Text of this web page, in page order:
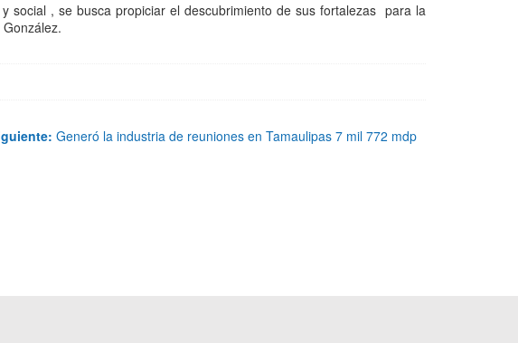
social , se busca propiciar el descubrimiento de sus fortalezas para la
Generó la industria de reuniones en Tamaulipas 7 mil 772 mdp